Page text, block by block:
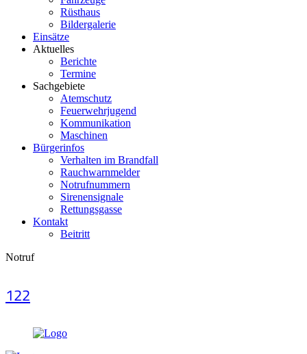
Rüsthaus
Bildergalerie
Einsätze
Aktuelles
Berichte
Termine
Sachgebiete
Atemschutz
Feuerwehrjugend
Kommunikation
Maschinen
Bürgerinfos
Verhalten im Brandfall
Rauchwarnmelder
Notrufnummern
Sirenensignale
Rettungsgasse
Kontakt
Beitritt
Notruf
122